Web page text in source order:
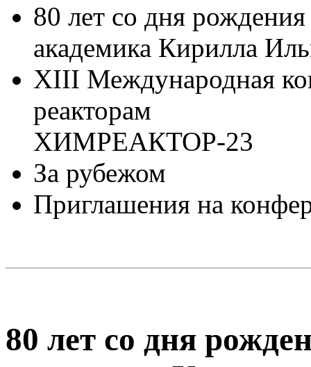
80 лет со дня рождения
академика Кирилла
XIII Международная
реакторам
ХИМРЕАКТОР-23
За рубежом
Приглашения на
80 лет со дня